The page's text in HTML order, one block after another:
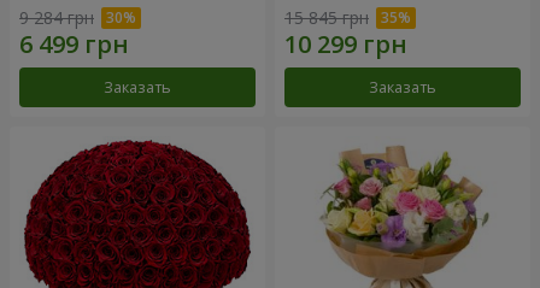
9 284 грн
Заказать
15 845 грн
Заказать